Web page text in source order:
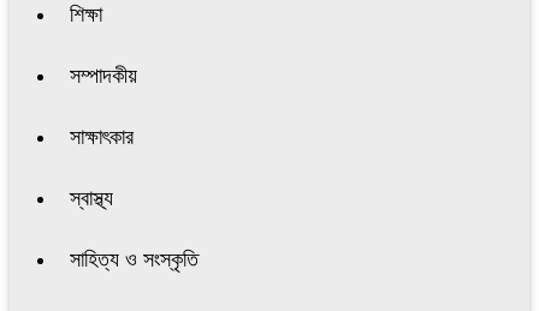
শিক্ষা
সম্পাদকীয়
সাক্ষাৎকার
স্বাস্থ্য
সাহিত্য ও সংস্কৃতি